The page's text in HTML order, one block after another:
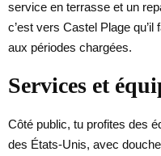
service en terrasse et un
c’est vers Castel Plage
aux périodes chargées.
Services et
Côté public, tu profites des
des États-Unis, avec